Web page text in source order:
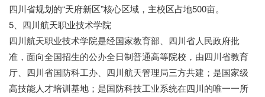
四川省规划的“天府新区”核心区域，主校区占地500亩。
5、四川航天职业技术学院
四川航天职业技术学院是经国家教育部、四川省人民政府批
准，面向全国招生的公办全日制普通高等院校，由四川省教育
厅、四川省国防科工办、四川航天管理局三方共建；是国家级
高技能人才培训基地；是国防科技工业系统在四川的唯一一所